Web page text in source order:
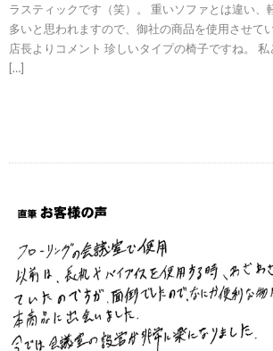
ラスティックです（笑）。 重いソファとは違い、
多いと思われますので、御社の商品を使用させて
店長よりコメント 珍しいタイプの椅子ですね。
[…]